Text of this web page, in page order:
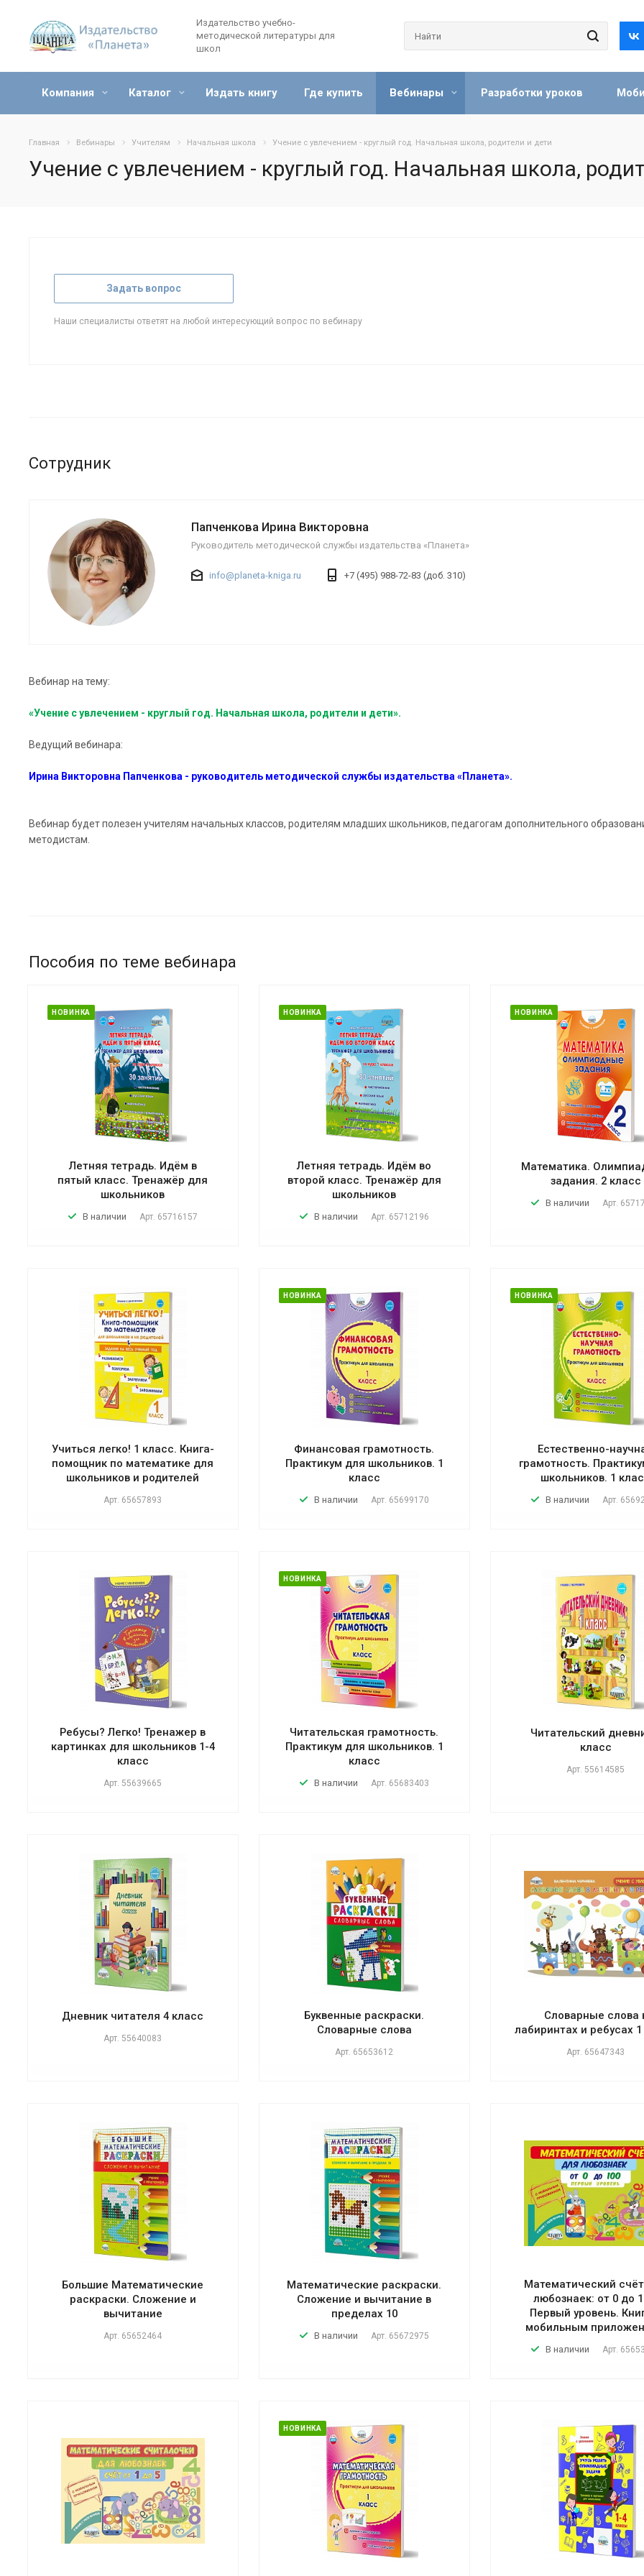
Издательство учебно-
методической литературы для
школ
Компания Каталог Издать книгу Где купить Вебинары Разработки уроков
Главная Вебинары Учителям Начальная школа Учение с увлечением - круглый год. Начальная школа, родители и дети
Учение с увлечением - круглый год. Начальная школа,
Задать вопрос
Наши специалисты ответят на любой интересующий вопрос по вебинару
Сотрудник
Папченкова Ирина Викторовна
Руководитель методической службы издательства «Планета»
info@planeta-kniga.ru +7 (495) 988-72-83 (доб. 310)
Вебинар на тему:
«Учение с увлечением - круглый год. Начальная школа, родители и дети».
Ведущий вебинара:
Ирина Викторовна Папченкова - руководитель методической службы издательства «Планета».
Вебинар будет полезен учителям начальных классов, родителям младших школьников, педагогам дополнительного
методистам.
Пособия по теме вебинара
НОВИНКА
Летняя тетрадь. Идём в
пятый класс. Тренажёр для
школьников
В наличии Арт. 65716157
НОВИНКА
Летняя тетрадь. Идём во
второй класс. Тренажёр для
школьников
В наличии Арт. 65712196
НОВИНКА
Математика.
задания. 2 класс
В наличии Арт.
Учиться легко! 1 класс. Книга-
помощник по математике для
школьников и родителей
Арт. 65657893
НОВИНКА
Финансовая грамотность.
Практикум для школьников. 1
класс
В наличии Арт. 65699170
НОВИНКА
Естественно-
грамотность.
школьников. 1
В наличии Арт.
Ребусы? Легко! Тренажер в
картинках для школьников 1-4
класс
Арт. 55639665
НОВИНКА
Читательская грамотность.
Практикум для школьников. 1
класс
В наличии Арт. 65683403
Читательский
класс
Арт. 55614585
Дневник читателя 4 класс
Арт. 55640083
Буквенные раскраски.
Словарные слова
Арт. 65653612
Словарные слова
лабиринтах и ребусах
Арт. 65647343
Большие Математические
раскраски. Сложение и
вычитание
Арт. 65652464
Математические раскраски.
Сложение и вычитание в
пределах 10
В наличии Арт. 65672975
Математический
любознаек: от 0 до
Первый уровень.
мобильным
В наличии Арт.
НОВИНКА